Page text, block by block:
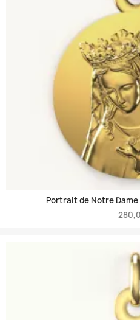
Portrait de Notre Dame